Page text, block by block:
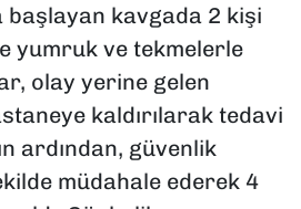
kavgada 2 kişi
yumruk ve tekmelerle
olay yerine gelen
kaldırılarak tedavi
ardından, güvenlik
müdahale ederek 4